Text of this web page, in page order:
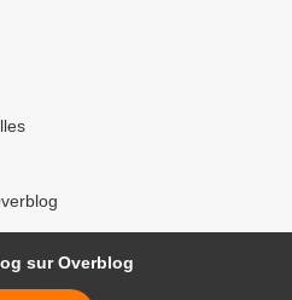
sur Overblog